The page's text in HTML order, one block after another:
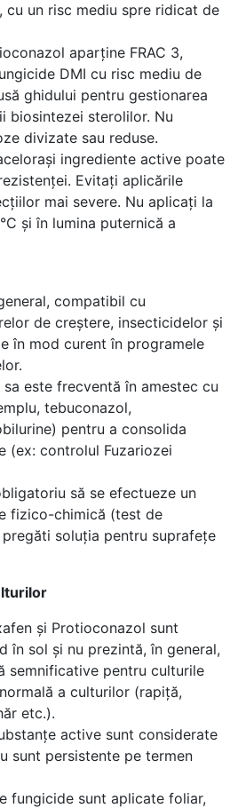
cu un risc mediu spre ridicat de
aparține FRAC 3,
DMI cu risc mediu de
ghidului pentru gestionarea
biosintezei sterolilor. Nu
divizate sau reduse.
ingrediente active poate
Evitați aplicările
mai severe. Nu aplicați la
și în lumina puternică a
compatibil cu
de creștere, insecticidelor și
în mod curent în programele
sa este frecventă în amestec cu
tebuconazol,
pentru a consolida
(ex: controlul Fuzariozei
să se efectueze un
fizico-chimică (test de
soluția pentru suprafețe
și Protioconazol sunt
în sol și nu prezintă, în general,
semnificative pentru culturile
a culturilor (rapiță,
etc.).
active sunt considerate
sunt persistente pe termen
fungicide sunt aplicate foliar,